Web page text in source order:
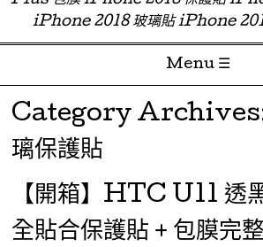
iPhone 2018 玻璃貼 iPhone
Menu ☰
Skip to content
Category
璃保護貼
【開箱】HTC U11 透
全貼合保護貼 + 包膜完